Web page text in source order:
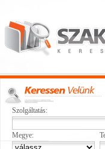
Szolgáltatás:
Megye: